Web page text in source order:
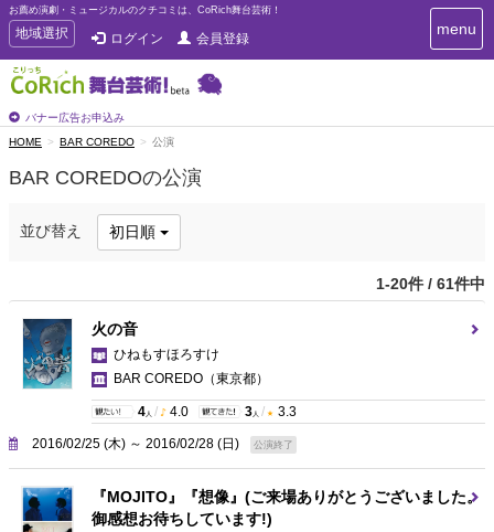
お薦め演劇・ミュージカルのクチコミは、CoRich舞台芸術！
T
o
g
g
e
n
v
a
地域選択 ログイン 会員登録
バナー広告お申込み
T
o
t
menu
HOME BAR COREDO 公演
BAR COREDOの公演
並び替え 初日順
1-20件 / 61件中
火の音
ひねもすほろすけ
BAR COREDO （東京都）
4 人 / 4.0 3 人 / 3.3
2016/02/25 (木) ～ 2016/02/28 (日) 公演終了
『MOJITO』『想像』(ご来場ありがとうございました。
御感想お待ちしています!)